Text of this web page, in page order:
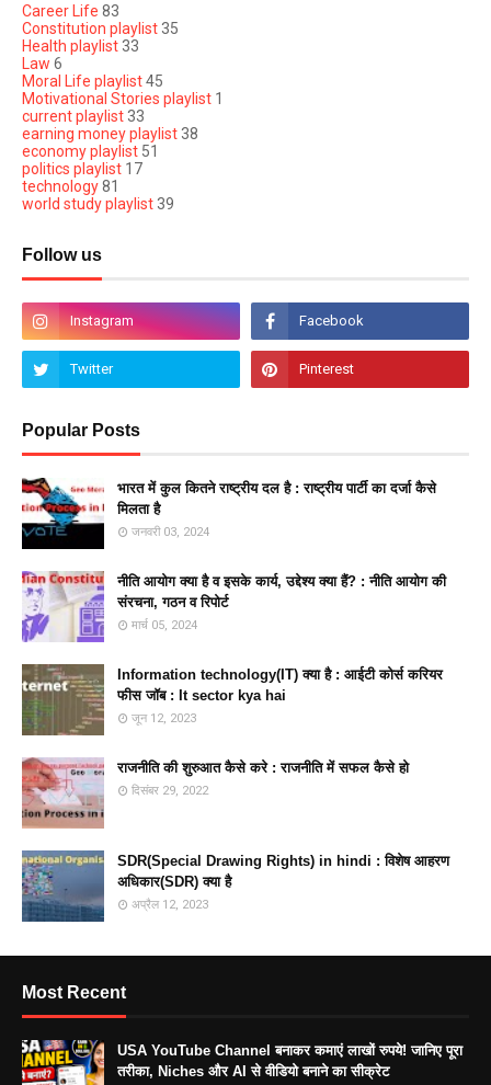
Career Life 83
Constitution playlist 35
Health playlist 33
Law 6
Moral Life playlist45
Motivational Stories playlist 1
current playlist 33
earning money playlist 38
economy playlist 51
politics playlist 17
technology81
world study playlist 39
Follow us
Popular Posts
भारत में कुल कितने राष्ट्रीय दल है : राष्ट्रीय पार्टी का दर्जा कैसे
मिलता है
जनवरी 03, 2024
नीति आयोग क्या है व इसके कार्य, उद्देश्य क्या हैं? : नीति आयोग की
संरचना, गठन व रिपोर्ट
मार्च 05, 2024
Information technology(IT) क्या है : आईटी कोर्स करियर
फीस जॉब : It sector kya hai
जून 12, 2023
राजनीति की शुरुआत कैसे करे : राजनीति में सफल कैसे हो
दिसंबर 29, 2022
SDR(Special Drawing Rights) in hindi : विशेष आहरण
अधिकार(SDR) क्या है
अप्रैल 12, 2023
Most Recent
USA YouTube Channel बनाकर कमाएं लाखों रुपये! जानिए पूरा
तरीका, Niches और AI से वीडियो बनाने का सीक्रेट